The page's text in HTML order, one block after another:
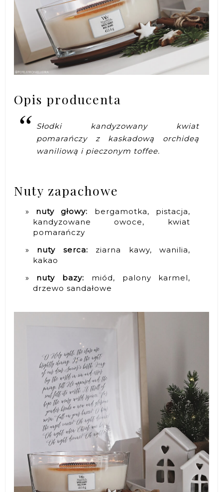
Opis producenta
Słodki kandyzowany kwiat
pomarańczy z kaskadową orchideą
waniliową i pieczonym toffee.
Nuty zapachowe
nuty głowy: bergamotka, pistacja,
kandyzowane owoce, kwiat
pomarańczy
nuty serca: ziarna kawy, wanilia,
kakao
nuty bazy: miód, palony karmel,
drzewo sandałowe